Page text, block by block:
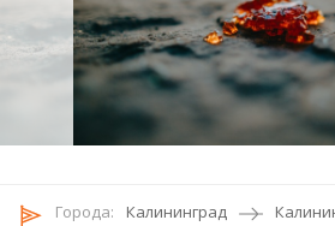
Городa: Калининград